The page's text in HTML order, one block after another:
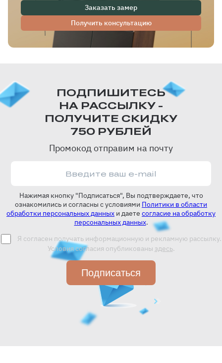
Заказать замер
Получить консультацию
ПОДПИШИТЕСЬ
НА РАССЫЛКУ -
ПОЛУЧИТЕ СКИДКУ
750 РУБЛЕЙ
Промокод отправим на почту
Нажимая кнопку "Подписаться", Вы подтверждаете, что
ознакомились и согласны с условиями Политики в области
обработки персональных данных и даете согласие на обработку
персональных данных.
Я согласен получать информационную и рекламную рассылку.
Условия согласия опубликованы здесь.
Подписаться